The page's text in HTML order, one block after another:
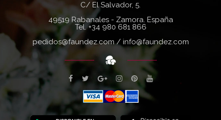
C/ El Salvador, 5.
49519 Rabanales - Zamora. España
Tel.+34 980 681 866
pedidos@faundez.com/ info@faundez.com